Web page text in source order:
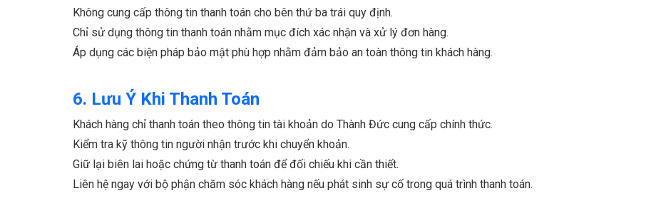
Không cung cấp thông tin thanh toán cho bên thứ ba trái quy định.
Chỉ sử dụng thông tin thanh toán nhằm mục đích xác nhận và xử lý đơn hàng.
Áp dụng các biện pháp bảo mật phù hợp nhằm đảm bảo an toàn thông tin khách hàng.
6. Lưu Ý Khi Thanh Toán
Khách hàng chỉ thanh toán theo thông tin tài khoản do Thành Đức cung cấp chính thức.
Kiểm tra kỹ thông tin người nhận trước khi chuyển khoản.
Giữ lại biên lai hoặc chứng từ thanh toán để đối chiếu khi cần thiết.
Liên hệ ngay với bộ phận chăm sóc khách hàng nếu phát sinh sự cố trong quá trình thanh toán.